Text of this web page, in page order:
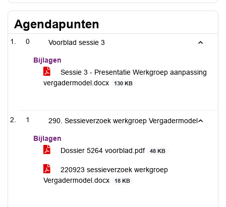
Agendapunten
0 Voorblad sessie 3
Bijlagen
Sessie 3 - Presentatie Werkgroep aanpassing
vergadermodel.docx
130 KB
1 290. Sessieverzoek werkgroep Vergadermodel
Bijlagen
Dossier 5264 voorblad.pdf
48 KB
220923 sessieverzoek werkgroep
Vergadermodel.docx
18 KB